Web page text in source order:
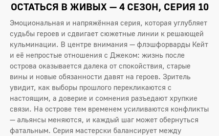
ОСТАТЬСЯ В ЖИВЫХ — 4 СЕЗОН, СЕРИЯ 10
Эмоциональная и напряжённая серия, которая углубляет
судьбы героев и сдвигает сюжетные линии к решающей
кульминации. В центре внимания — флэшфорварды Кейт
и её непростые отношения с Джеком: жизнь после
острова оказывается далека от спокойствия, старые
вины и новые обязанности давят на героев. Зритель
увидит, как выборы прошлого перекликаются с
настоящим, а доверие и сомнения разъедают хрупкие
связи. На острове тем временем усиливаются конфликты
— альянсы меняются, и каждый шаг может обернуться
фатальным. Серия мастерски балансирует между